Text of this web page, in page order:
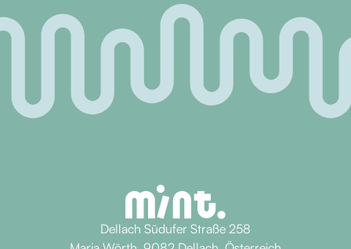
Dellach Südufer Straße 258